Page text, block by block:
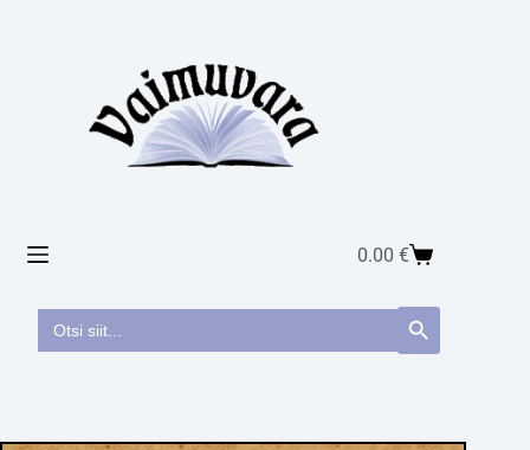
0.00€
Search
for:
Search Button